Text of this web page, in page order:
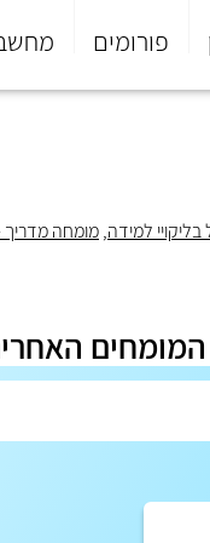
פורומים
בליקויי למידה,מומחה מדריך -